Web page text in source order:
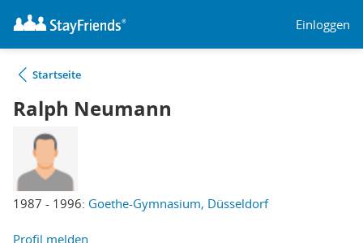
Einloggen
Startseite
Ralph Neumann
1987 - 1996: Goethe-Gymnasium, Düsseldorf
Profil melden